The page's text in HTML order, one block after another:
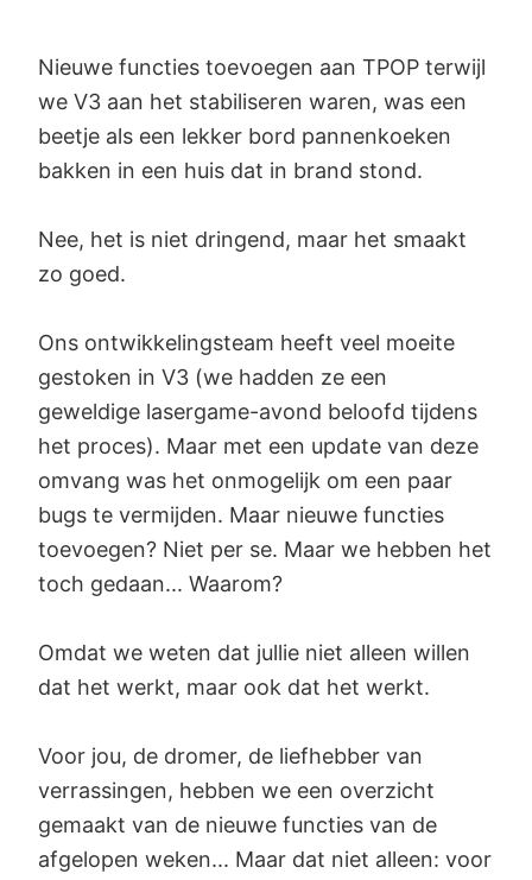
Nieuwe functies toevoegen aan TPOP terwijl
we V3 aan het stabiliseren waren, was een
beetje als een lekker bord pannenkoeken
bakken in een huis dat in brand stond.
Nee, het is niet dringend, maar het smaakt
zo goed.
Ons ontwikkelingsteam heeft veel moeite
gestoken in V3 (we hadden ze een
geweldige lasergame-avond beloofd tijdens
het proces). Maar met een update van deze
omvang was het onmogelijk om een paar
bugs te vermijden. Maar nieuwe functies
toevoegen? Niet per se. Maar we hebben het
toch gedaan... Waarom?
Omdat we weten dat jullie niet alleen willen
dat het werkt, maar ook dat het werkt.
Voor jou, de dromer, de liefhebber van
verrassingen, hebben we een overzicht
gemaakt van de nieuwe functies van de
afgelopen weken... Maar dat niet alleen: voor